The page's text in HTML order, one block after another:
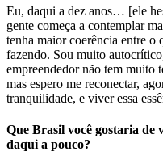
Eu, daqui a dez anos… [ele
gente começa a contemplar
tenha maior coerência entre o
fazendo. Sou muito
empreendedor não tem muito
mas espero me reconectar,
tranquilidade, e viver essa
Que Brasil você gostaria de
daqui a pouco?